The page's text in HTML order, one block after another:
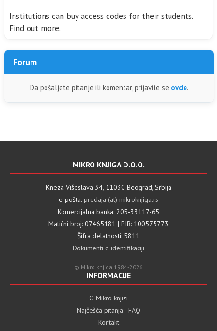
Institutions can buy access codes for their students.
Find out more.
Forum
Da pošaljete pitanje ili komentar, prijavite se ovde.
MIKRO KNJIGA D.O.O.
Kneza Višeslava 34, 11030 Beograd, Srbija
e-pošta: prodaja (at) mikroknjiga.rs
Komercijalna banka: 205-33117-65
Matični broj: 07465181 | PIB: 100575773
Šifra delatnosti: 5811
Dokumenti o identifikaciji
© Mikro knjiga 1984-2026
INFORMACIJE
O Mikro knjizi
Najčešća pitanja - FAQ
Kontakt